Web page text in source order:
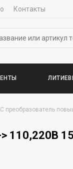
Контакты
преобразователь
110,220В